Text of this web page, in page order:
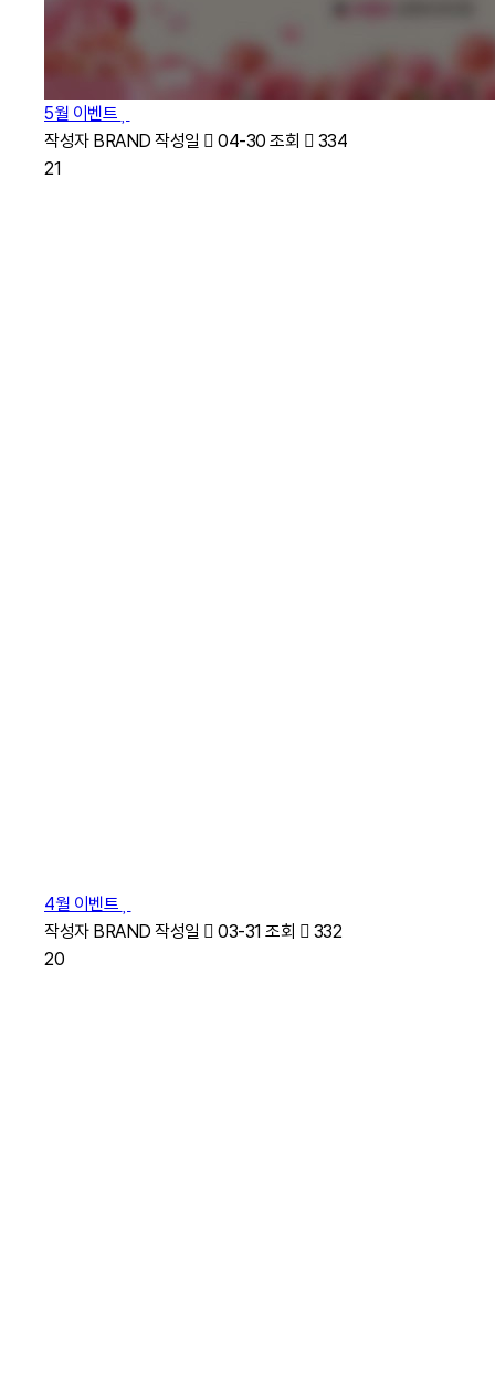
5월 이벤트
작성자 BRAND 작성일 04-30 조회
334
21
4월 이벤트
작성자 BRAND 작성일 03-31 조회
332
20